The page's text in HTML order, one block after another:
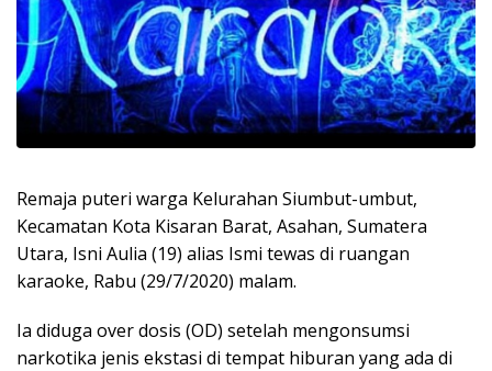
Remaja puteri warga Kelurahan Siumbut-umbut,
Kecamatan Kota Kisaran Barat, Asahan, Sumatera
Utara, Isni Aulia (19) alias Ismi tewas di ruangan
karaoke, Rabu (29/7/2020) malam.
Ia diduga over dosis (OD) setelah mengonsumsi
narkotika jenis ekstasi di tempat hiburan yang ada di